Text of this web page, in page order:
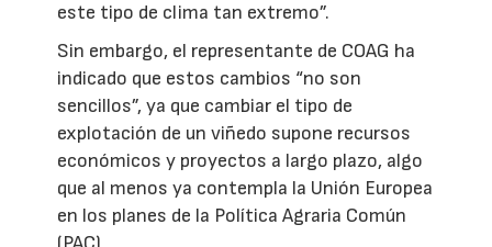
este tipo de clima tan extremo”.
Sin embargo, el representante de COAG ha
indicado que estos cambios “no son
sencillos”, ya que cambiar el tipo de
explotación de un viñedo supone recursos
económicos y proyectos a largo plazo, algo
que al menos ya contempla la Unión Europea
en los planes de la Política Agraria Común